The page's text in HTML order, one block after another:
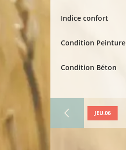
Indice confort
Condition Peinture
Condition Béton
JEU.06